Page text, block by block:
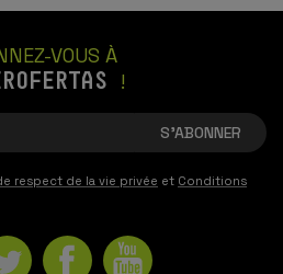
VOUS À
!
respect de la vie privée et Conditions